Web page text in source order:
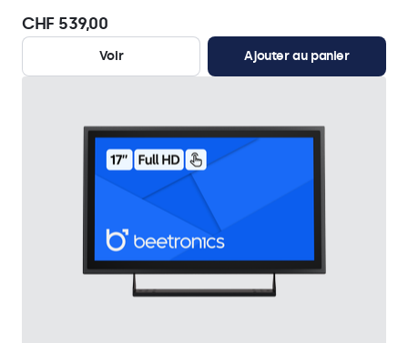
CHF 539,00
Voir Ajouter au panier